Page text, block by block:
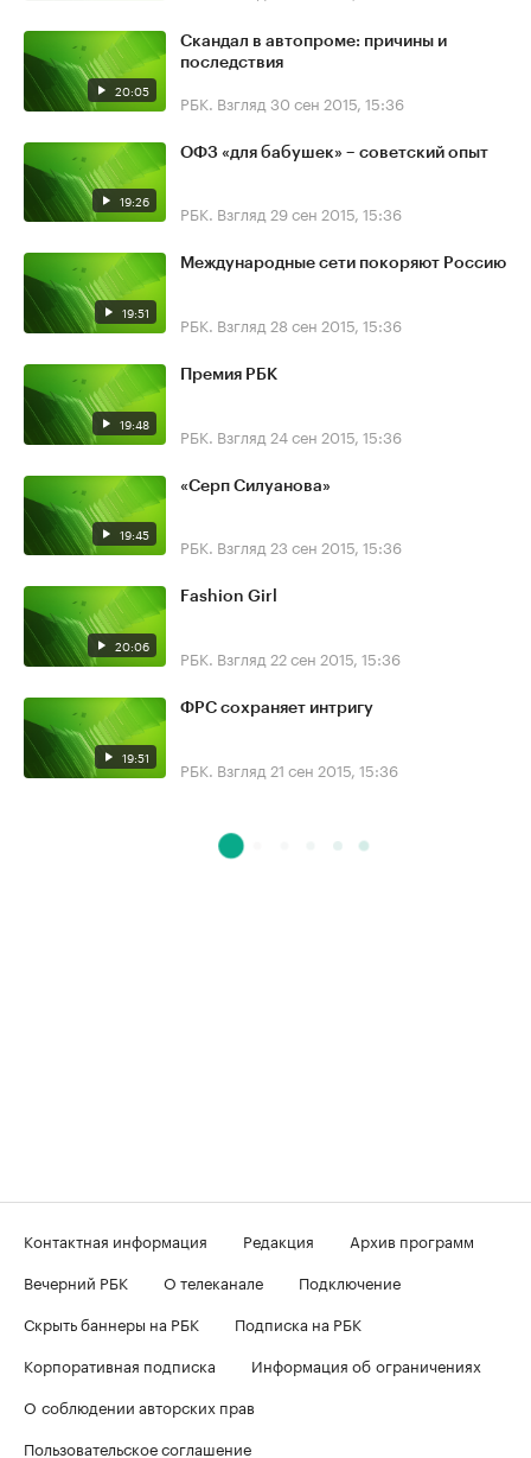
20:05
Скандал в автопроме: причины и
последствия
РБК. Взгляд 30 сен 2015, 15:36
19:26
ОФЗ «для бабушек» – советский опыт
РБК. Взгляд 29 сен 2015, 15:36
19:51
Международные сети покоряют Россию
РБК. Взгляд 28 сен 2015, 15:36
19:48
Премия РБК
РБК. Взгляд 24 сен 2015, 15:36
19:45
«Серп Силуанова»
РБК. Взгляд 23 сен 2015, 15:36
20:06
Fashion Girl
РБК. Взгляд 22 сен 2015, 15:36
19:51
ФРС сохраняет интригу
РБК. Взгляд 21 сен 2015, 15:36
Контактная информация Редакция
Архив программ
Вечерний РБК
О телеканале
Подключение
Скрыть баннеры на РБК
Подписка на РБК
Корпоративная подписка
Информация об ограничениях
О соблюдении авторских прав
Пользовательское соглашение